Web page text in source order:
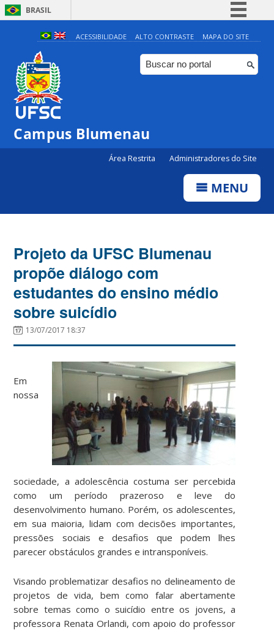
BRASIL
Simplifique!
Comunica BR
Participe
ACESSIBILIDADE ALTO CONTRASTE MAPA DO SITE
Campus Blumenau
Área Restrita Administradores do Site
MENU
Projeto da UFSC Blumenau
propõe diálogo com
estudantes do ensino médio
sobre suicídio
13/07/2017 18:37
Em
nossa
sociedade, a adolescência costuma ser percebida
como um período prazeroso e leve do
desenvolvimento humano. Porém, os adolescentes,
em sua maioria, lidam com decisões importantes,
pressões sociais e desafios que podem lhes
parecer obstáculos grandes e intransponíveis.
Visando problematizar desafios no delineamento de
projetos de vida, bem como falar abertamente
sobre temas como o suicídio entre os jovens, a
professora Renata Orlandi, com apoio do professor